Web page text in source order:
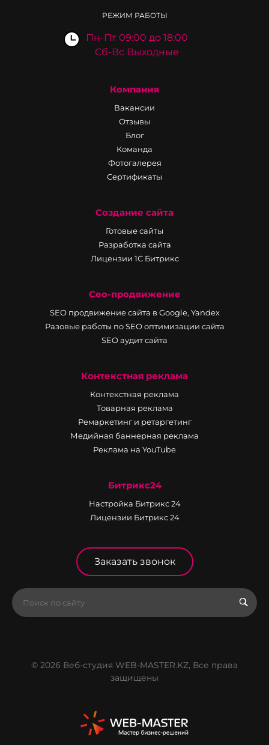
РЕЖИМ РАБОТЫ
Пн-Пт 09:00 до 18:00
Сб-Вс Выходные
Компания
Вакансии
Отзывы
Блог
Команда
Фотогалерея
Сертификаты
Создание сайта
Готовые сайты
Разработка сайта
Лицензии 1С Битрикс
Сео-продвижение
SEO продвижение сайта в Google, Yandex
Разовые работы по SEO оптимизации сайта
SEO аудит сайта
Контекстная реклама
Контекстная реклама
Товарная реклама
Ремаркетинг и ретаргетинг
Медийная баннерная реклама
Реклама на YouTube
Битрикс24
Настройка Битрикс 24
Лицензии Битрикс 24
Заказать звонок
© 2026 Веб-студия WEB-MASTER.KZ, Все права
защищены